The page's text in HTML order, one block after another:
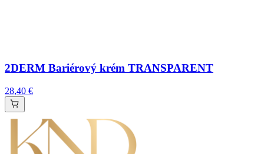
2DERM Bariérový krém TRANSPARENT
28,40 €